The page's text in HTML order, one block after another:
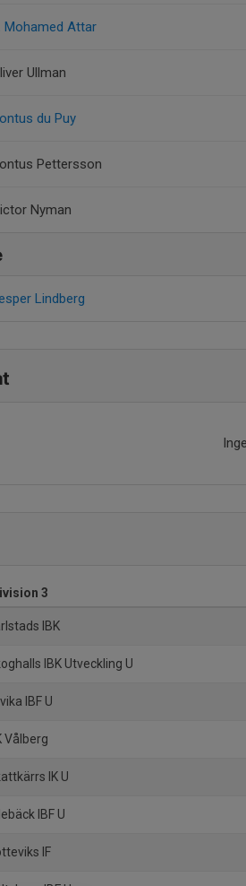
Mohamed Attar
Ullman
du Puy
Pettersson
Nyman
Lindberg
3
IBK
IBK Utveckling U
IBF U
Vålberg
IK U
IBF U
IF